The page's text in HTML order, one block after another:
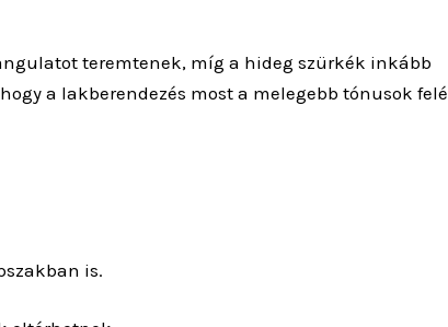
teremtenek, míg a hideg szürkék inkább
a lakberendezés most a melegebb tónusok felé
is.